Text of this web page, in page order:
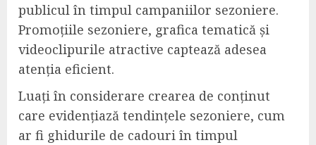
publicul în timpul campaniilor sezoniere.
Promoțiile sezoniere, grafica tematică și
videoclipurile atractive captează adesea
atenția eficient.
Luați în considerare crearea de conținut
care evidențiază tendințele sezoniere, cum
ar fi ghidurile de cadouri în timpul